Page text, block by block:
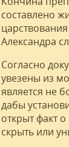
составлено
Александра
Согласно
увезены из
является не
дабы
открыт факт
скрыть или